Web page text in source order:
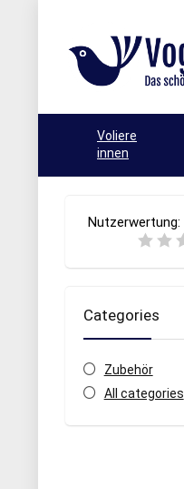
Voliere
innen
Nutzerwertung:
Categories
Zubehör
All categories